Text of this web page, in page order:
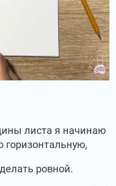
листа я начинаю
ровной.